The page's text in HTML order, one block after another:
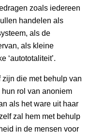
zoals iedereen
handelen als
als de
als kleine
‘autototaliteit’.
zijn die met behulp van
rol van anoniem
als het ware uit haar
zal hem met behulp
in de mensen voor